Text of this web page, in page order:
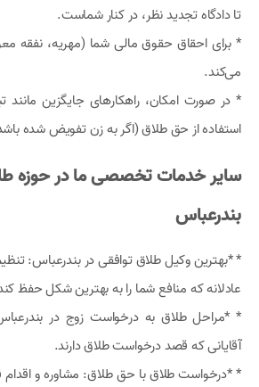
تا دادگاه تجدید نظر، در کنار شماست.
* برای احقاق حقوق مالی شما (مهریه، نفقه
می‌کند.
* در صورت امکان، راهکارهای جایگزین مانند
استفاده از حق طلاق (اگر به زن تفویض شده
سایر خدمات تخصصی ما در حوزه
بندرعباس
* *بهترین وکیل طلاق توافقی در بندرعباس:
عادلانه که منافع شما را به بهترین شکل حفظ
* *مراحل طلاق به درخواست زوج در
آقایانی که قصد درخواست طلاق دارند.
* *درخواست طلاق با حق طلاق: مشاوره و اقدام